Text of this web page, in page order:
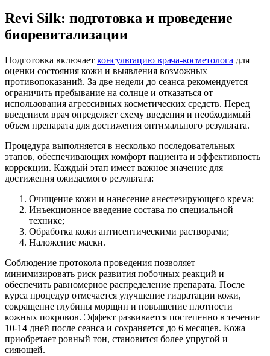
Revi Silk: подготовка и проведение
биоревитализации
Подготовка включает консультацию врача-косметолога для
оценки состояния кожи и выявления возможных
противопоказаний. За две недели до сеанса рекомендуется
ограничить пребывание на солнце и отказаться от
использования агрессивных косметических средств. Перед
введением врач определяет схему введения и необходимый
объем препарата для достижения оптимального результата.
Процедура выполняется в несколько последовательных
этапов, обеспечивающих комфорт пациента и эффективность
коррекции. Каждый этап имеет важное значение для
достижения ожидаемого результата:
Очищение кожи и нанесение анестезирующего крема;
Инъекционное введение состава по специальной
технике;
Обработка кожи антисептическими растворами;
Наложение маски.
Соблюдение протокола проведения позволяет
минимизировать риск развития побочных реакций и
обеспечить равномерное распределение препарата. После
курса процедур отмечается улучшение гидратации кожи,
сокращение глубины морщин и повышение плотности
кожных покровов. Эффект развивается постепенно в течение
10-14 дней после сеанса и сохраняется до 6 месяцев. Кожа
приобретает ровный тон, становится более упругой и
сияющей.